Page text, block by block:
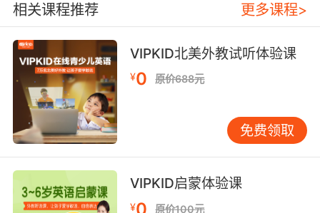
相关课程推荐 更多课程>
VIPKID北美外教试听体验课
¥0 原价688元
免费领取
VIPKID启蒙体验课
¥0 原价100元